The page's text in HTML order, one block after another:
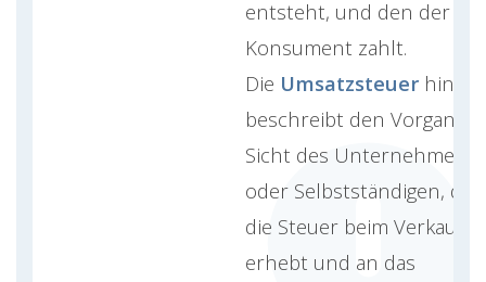
entsteht, und den der
Konsument zahlt.
Die Umsatzsteuer
beschreibt den Vorgang
Sicht des Unternehmens
oder Selbstständigen, der
die Steuer beim Verkauf
erhebt und an das